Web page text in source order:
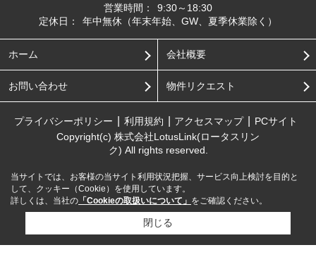
営業時間：
9:30～18:30
定休日：
年中無休（年末年始、GW、夏季休業除く）
ホーム 会社概要
お問い合わせ 物件リクエスト
プライバシーポリシー 利用規約 アクセスマップ
PCサイト
Copyright(c) 株式会社LotusLink(ロータスリン
ク) All rights reserved.
当サイトでは、お客様の当サイト利用状況把握、サービス向上検討を目的と
して、クッキー（Cookie）を使用しています。
詳しくは、当社の 「Cookieの取扱いについて」 をご確認ください。
閉じる